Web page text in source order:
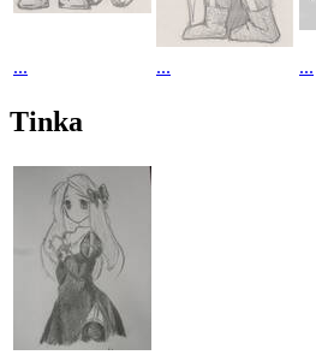
... ... ...
Tinka